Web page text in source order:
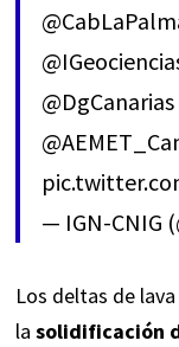
@DgCanarias
— IGN-CNIG
Los deltas de
la solidificación